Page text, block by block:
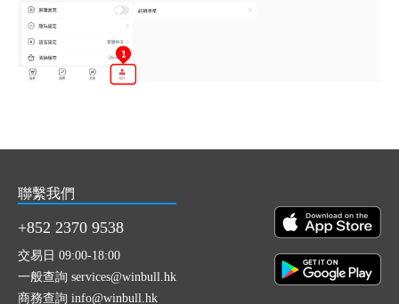
聯繫我們
+852 2370 9538
交易日 09:00-18:00
一般查詢 services@winbull.hk
商務查詢 info@winbull.hk